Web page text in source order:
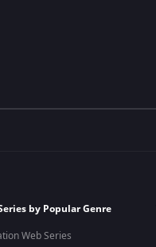
by Popular Genre
Web Series